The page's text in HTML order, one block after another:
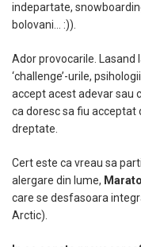
indepartate,
bolovani… :)).
Ador provocarile. Lasand
‘challenge’-urile,
accept acest adevar sau
ca doresc sa fiu acceptat
dreptate.
Cert este ca vreau sa
alergare din lume,
care se desfasoara
Arctic).